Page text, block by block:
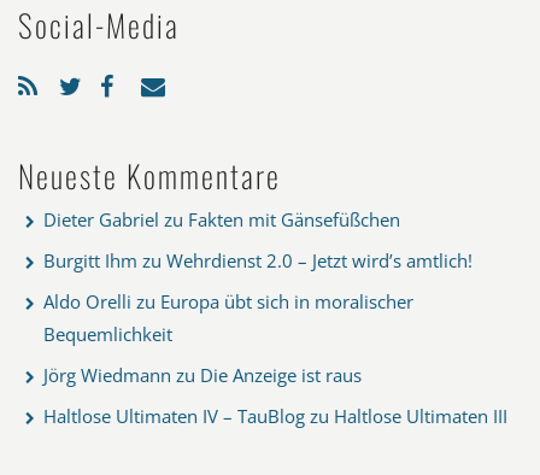
Social-Media
Neueste Kommentare
Dieter Gabriel zu Fakten mit Gänsefüßchen
Burgitt Ihm zu Wehrdienst 2.0 – Jetzt wird’s amtlich!
Aldo Orelli zu Europa übt sich in moralischer
Bequemlichkeit
Jörg Wiedmann zu Die Anzeige ist raus
Haltlose Ultimaten IV – TauBlog zu Haltlose Ultimaten III